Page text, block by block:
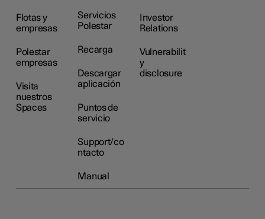
Flotas y
empresas
Polestar
empresas
Visita
nuestros
Spaces
Servicios
Polestar
Recarga
Descargar
aplicación
Puntos de
servicio
Support/co
ntacto
Manual
Investor
Relations
Vulnerabilit
y
disclosure